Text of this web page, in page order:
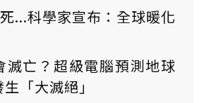
...科學家宣布：全球暖化
滅亡？超級電腦預測地球
「大滅絕」